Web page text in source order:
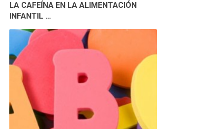
LA CAFEÍNA EN LA ALIMENTACIÓN
INFANTIL …